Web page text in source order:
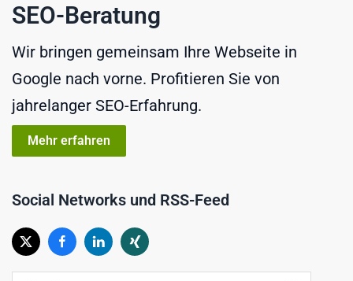
SEO-Beratung
Wir bringen gemeinsam Ihre Webseite in
Google nach vorne. Profitieren Sie von
jahrelanger SEO-Erfahrung.
Mehr erfahren
Social Networks und RSS-Feed